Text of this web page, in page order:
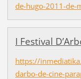
de-hugo-2011-de-
I Festival
https://
darbo-de-cine-